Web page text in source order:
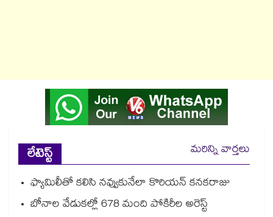
లేటెస్ట్
మరిన్ని వార్తలు
ఫ్యామిలీతో కలిసి నవ్వుకునేలా కొరియన్ కనకరాజు
బోనాల వేడుకల్లో 678 మంది పోకిరీల అరెస్ట్